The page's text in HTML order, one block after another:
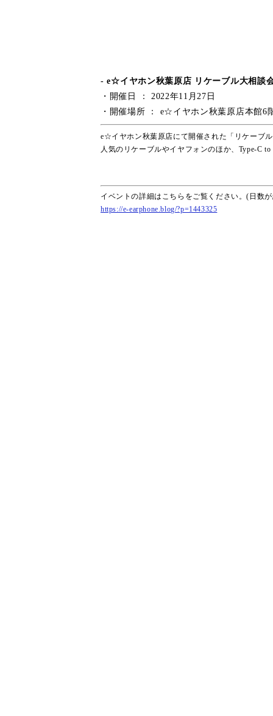
- e☆イヤホン秋葉原店 リケーブル大相談
・開催日 ： 2022年11月27日
・開催場所 ： e☆イヤホン秋葉原店本館6
e☆イヤホン秋葉原店にて開催された「リケーブ
人気のリケーブルやイヤフォンのほか、Type-C
イベントの詳細はこちらをご覧ください。(日数
https://e-earphone.blog/?p=1443325